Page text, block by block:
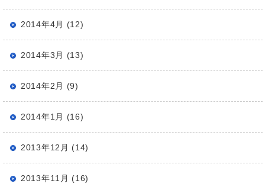
2014年4月 (12)
2014年3月 (13)
2014年2月 (9)
2014年1月 (16)
2013年12月 (14)
2013年11月 (16)